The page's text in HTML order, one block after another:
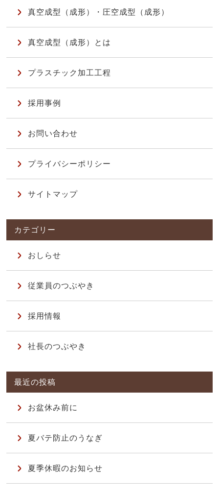
真空成型（成形）・圧空成型（成形）
真空成型（成形）とは
プラスチック加工工程
採用事例
お問い合わせ
プライバシーポリシー
サイトマップ
おしらせ
従業員のつぶやき
採用情報
社長のつぶやき
お盆休み前に
夏バテ防止のうなぎ
夏季休暇のお知らせ